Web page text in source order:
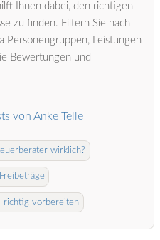
Ihnen dabei, den richtigen
zu finden. Filtern Sie nach
Personengruppen, Leistungen
Bewertungen und
von Anke Telle
wirklich?
richtig vorbereiten